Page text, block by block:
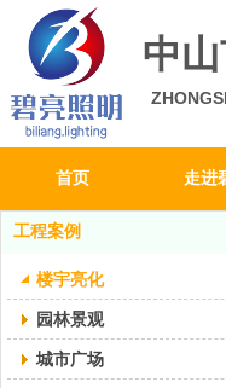
中
首页 走进
工程案例
楼宇亮化
园林景观
城市广场